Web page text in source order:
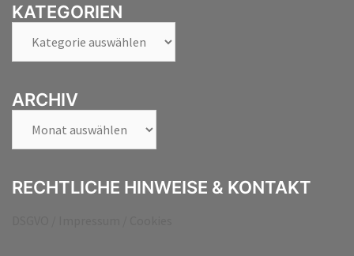
KATEGORIEN
ARCHIV
RECHTLICHE HINWEISE & KONTAKT